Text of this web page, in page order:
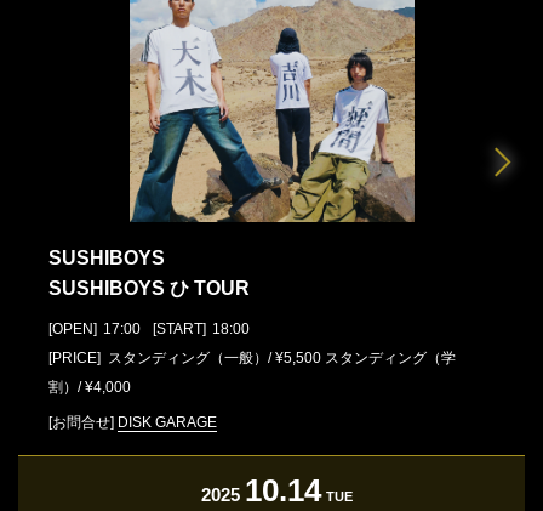
SUSHIBOYS
SUSHIBOYS ひ TOUR
[OPEN] 17:00 [START] 18:00
[PRICE] スタンディング（一般）/ ¥5,500 スタンディング（学
割）/ ¥4,000
[お問合せ] DISK GARAGE
2025 10.14 TUE